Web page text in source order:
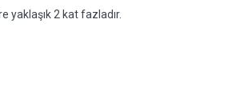
yaklaşık 2 kat fazladır.